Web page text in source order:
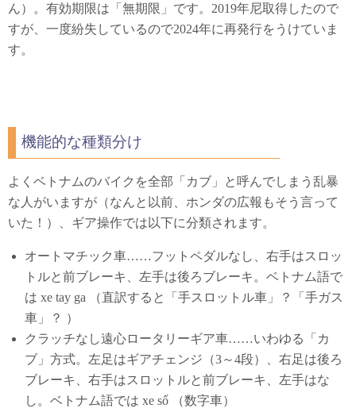
ん）。有効期限は「無期限」です。2019年尼取得したので
すが、一度紛失しているので2024年に再発行をうけていま
す。
機能的な種類分け
よくベトナムのバイクを全部「カブ」と呼んでしまう乱暴
な人がいますが（なんと以前、ホンダの広報もそう言って
いた！）、ギア操作では以下に分類されます。
オートマチック車……フットペダルなし、右手はスロッ
トルと前ブレーキ、左手は後ろブレーキ。ベトナム語で
は xe tay ga （直訳すると「手スロットル車」？「手ガス
車」？ ）
クラッチなし遠心ロータリーギア車……いわゆる「カ
ブ」方式。左足はギアチェンジ（3～4段）、右足は後ろ
ブレーキ、右手はスロットルと前ブレーキ、左手はな
し。ベトナム語では xe số （数字車）